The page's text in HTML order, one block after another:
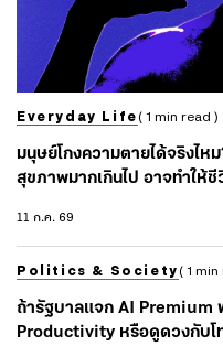
Everyday Life ( 1 min read )
มนุษย์โกงความตายได้จริงไ
สุขภาพมากเกินไป อาจทำให้ชี
11 ก.ค. 69
Politics & Society ( 1
ถ้ารัฐบาลแจก AI Premium ฟ
Productivity หรือดูดวงกับโ